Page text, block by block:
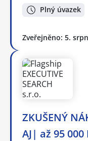
Plný úvazek
Zveřejněno: 5.
ZKUŠENÝ
AJ| až 95 000